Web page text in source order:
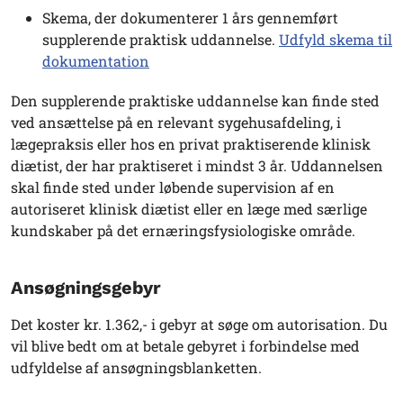
Skema, der dokumenterer 1 års gennemført
supplerende praktisk uddannelse. Udfyld skema til
dokumentation
Den supplerende praktiske uddannelse kan finde sted
ved ansættelse på en relevant sygehusafdeling, i
lægepraksis eller hos en privat praktiserende klinisk
diætist, der har praktiseret i mindst 3 år. Uddannelsen
skal finde sted under løbende supervision af en
autoriseret klinisk diætist eller en læge med særlige
kundskaber på det ernæringsfysiologiske område.
Ansøgningsgebyr
Det koster kr. 1.362,- i gebyr at søge om autorisation. Du
vil blive bedt om at betale gebyret i forbindelse med
udfyldelse af ansøgningsblanketten.